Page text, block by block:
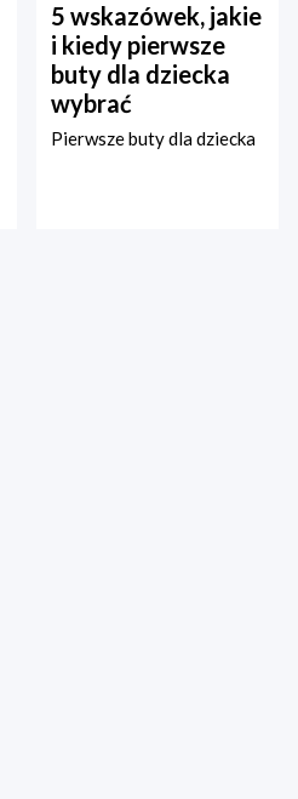
5 wskazówek, jakie
i kiedy pierwsze
buty dla dziecka
wybrać
Pierwsze buty dla dziecka